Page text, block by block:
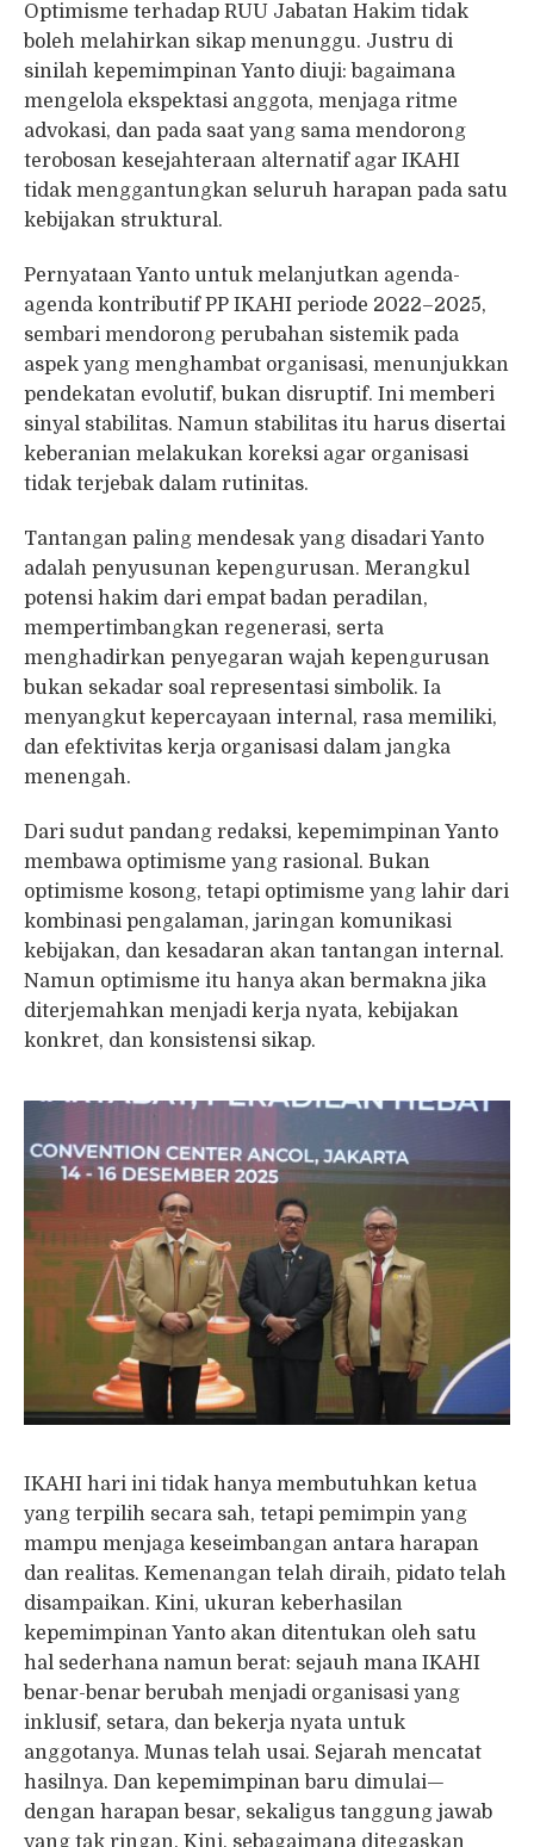
Optimisme terhadap RUU Jabatan Hakim tidak
boleh melahirkan sikap menunggu. Justru di
sinilah kepemimpinan Yanto diuji: bagaimana
mengelola ekspektasi anggota, menjaga ritme
advokasi, dan pada saat yang sama mendorong
terobosan kesejahteraan alternatif agar IKAHI
tidak menggantungkan seluruh harapan pada satu
kebijakan struktural.
Pernyataan Yanto untuk melanjutkan agenda-
agenda kontributif PP IKAHI periode 2022–2025,
sembari mendorong perubahan sistemik pada
aspek yang menghambat organisasi, menunjukkan
pendekatan evolutif, bukan disruptif. Ini memberi
sinyal stabilitas. Namun stabilitas itu harus disertai
keberanian melakukan koreksi agar organisasi
tidak terjebak dalam rutinitas.
Tantangan paling mendesak yang disadari Yanto
adalah penyusunan kepengurusan. Merangkul
potensi hakim dari empat badan peradilan,
mempertimbangkan regenerasi, serta
menghadirkan penyegaran wajah kepengurusan
bukan sekadar soal representasi simbolik. Ia
menyangkut kepercayaan internal, rasa memiliki,
dan efektivitas kerja organisasi dalam jangka
menengah.
Dari sudut pandang redaksi, kepemimpinan Yanto
membawa optimisme yang rasional. Bukan
optimisme kosong, tetapi optimisme yang lahir dari
kombinasi pengalaman, jaringan komunikasi
kebijakan, dan kesadaran akan tantangan internal.
Namun optimisme itu hanya akan bermakna jika
diterjemahkan menjadi kerja nyata, kebijakan
konkret, dan konsistensi sikap.
IKAHI hari ini tidak hanya membutuhkan ketua
yang terpilih secara sah, tetapi pemimpin yang
mampu menjaga keseimbangan antara harapan
dan realitas. Kemenangan telah diraih, pidato telah
disampaikan. Kini, ukuran keberhasilan
kepemimpinan Yanto akan ditentukan oleh satu
hal sederhana namun berat: sejauh mana IKAHI
benar-benar berubah menjadi organisasi yang
inklusif, setara, dan bekerja nyata untuk
anggotanya. Munas telah usai. Sejarah mencatat
hasilnya. Dan kepemimpinan baru dimulai—
dengan harapan besar, sekaligus tanggung jawab
yang tak ringan. Kini, sebagaimana ditegaskan